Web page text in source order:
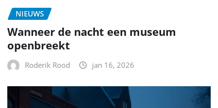
NIEUWS
Wanneer de nacht een museum
openbreekt
Roderik Rood jan 16, 2026